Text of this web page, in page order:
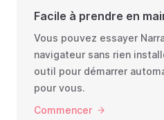
Facile à prendre en
Vous pouvez essayer
navigateur sans rien
outil pour démarrer
pour vous.
Commencer